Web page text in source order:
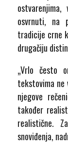
osvrnuti, na
tradicije crne
drugačiju
„Vrlo često
tekstovima ne
njegove
također
realistične.
snoviđenja,